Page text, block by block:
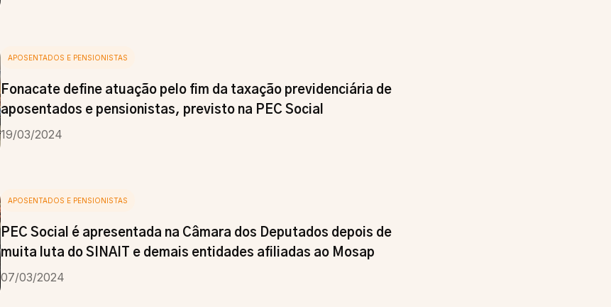
APOSENTADOS E PENSIONISTAS
Fonacate define atuação pelo fim da taxação previdenciária de
aposentados e pensionistas, previsto na PEC Social
19/03/2024
APOSENTADOS E PENSIONISTAS
PEC Social é apresentada na Câmara dos Deputados depois de
muita luta do SINAIT e demais entidades afiliadas ao Mosap
07/03/2024